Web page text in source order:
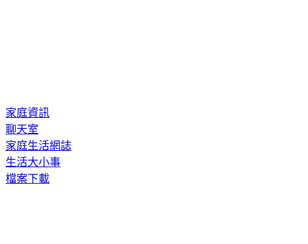
家庭資訊
聊天室
家庭生活網誌
生活大小事
檔案下載